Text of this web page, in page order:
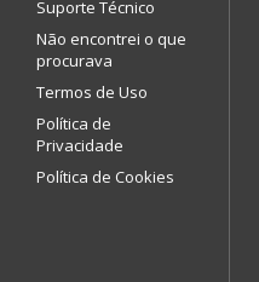
Suporte Técnico
Não encontrei o que
procurava
Termos de Uso
Política de
Privacidade
Política de Cookies